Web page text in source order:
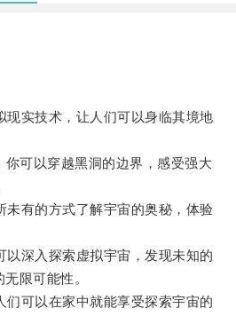
实技术，让人们可以身临其境地
可以穿越黑洞的边界，感受强大
有的方式了解宇宙的奥秘，体验
深入探索虚拟宇宙，发现未知的
限可能性。
可以在家中就能享受探索宇宙的